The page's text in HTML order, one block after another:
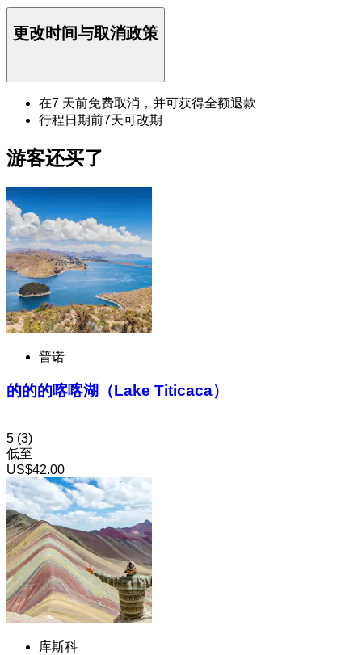
更改时间与取消政策
在7 天前免费取消，并可获得全额退款
行程日期前7天可改期
游客还买了
普诺
的的的喀喀湖（Lake Titicaca）
5 (3)
低至
US$42.00
库斯科